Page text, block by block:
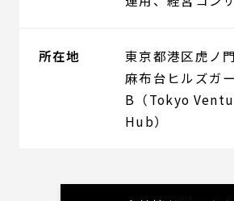
所在地
東京都港区虎ノ
麻布台ヒルズガ
B（Tokyo
Hub）